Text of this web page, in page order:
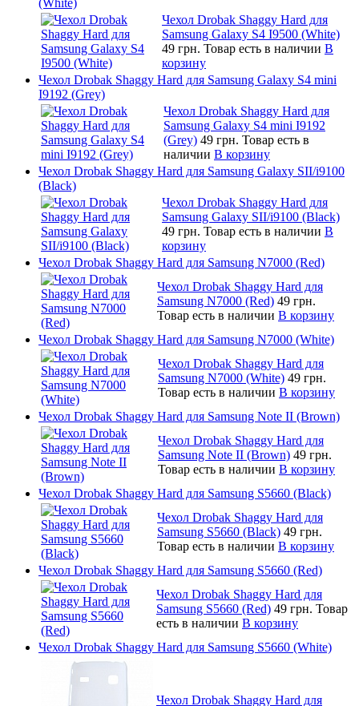
Чехол Drobak Shaggy Hard для
Samsung Galaxy S4 I9500 (White)
49 грн. Товар есть в наличии В
корзину
Чехол Drobak Shaggy Hard для Samsung Galaxy S4 mini
I9192 (Grey)
Чехол Drobak Shaggy Hard для
Samsung Galaxy S4 mini I9192
(Grey) 49 грн. Товар есть в
наличии В корзину
Чехол Drobak Shaggy Hard для Samsung Galaxy SII/i9100
(Black)
Чехол Drobak Shaggy Hard для
Samsung Galaxy SII/i9100 (Black)
49 грн. Товар есть в наличии В
корзину
Чехол Drobak Shaggy Hard для Samsung N7000 (Red)
Чехол Drobak Shaggy Hard для
Samsung N7000 (Red) 49 грн.
Товар есть в наличии В корзину
Чехол Drobak Shaggy Hard для Samsung N7000 (White)
Чехол Drobak Shaggy Hard для
Samsung N7000 (White) 49 грн.
Товар есть в наличии В корзину
Чехол Drobak Shaggy Hard для Samsung Note II (Brown)
Чехол Drobak Shaggy Hard для
Samsung Note II (Brown) 49 грн.
Товар есть в наличии В корзину
Чехол Drobak Shaggy Hard для Samsung S5660 (Black)
Чехол Drobak Shaggy Hard для
Samsung S5660 (Black) 49 грн.
Товар есть в наличии В корзину
Чехол Drobak Shaggy Hard для Samsung S5660 (Red)
Чехол Drobak Shaggy Hard для
Samsung S5660 (Red) 49 грн. Товар
есть в наличии В корзину
Чехол Drobak Shaggy Hard для Samsung S5660 (White)
Чехол Drobak Shaggy Hard для